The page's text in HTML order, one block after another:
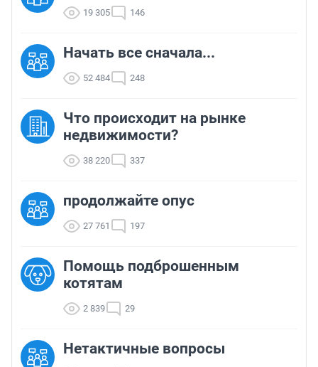
19 305 146
Начать все сначала...
52 484 248
Что происходит на рынке
недвижимости?
38 220 337
продолжайте опус
27 761 197
Помощь подброшенным
котятам
2 839 29
Нетактичные вопросы